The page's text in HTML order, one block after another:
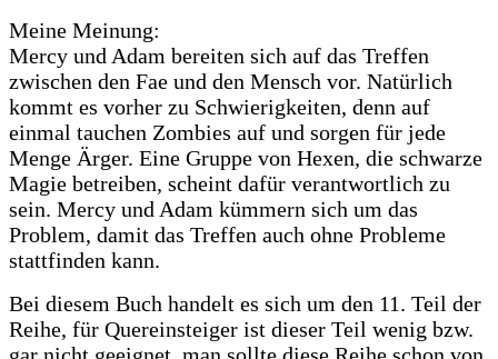
Meine Meinung:
Mercy und Adam bereiten sich auf das Treffen
zwischen den Fae und den Mensch vor. Natürlich
kommt es vorher zu Schwierigkeiten, denn auf
einmal tauchen Zombies auf und sorgen für jede
Menge Ärger. Eine Gruppe von Hexen, die schwarze
Magie betreiben, scheint dafür verantwortlich zu
sein. Mercy und Adam kümmern sich um das
Problem, damit das Treffen auch ohne Probleme
stattfinden kann.
Bei diesem Buch handelt es sich um den 11. Teil der
Reihe, für Quereinsteiger ist dieser Teil wenig bzw.